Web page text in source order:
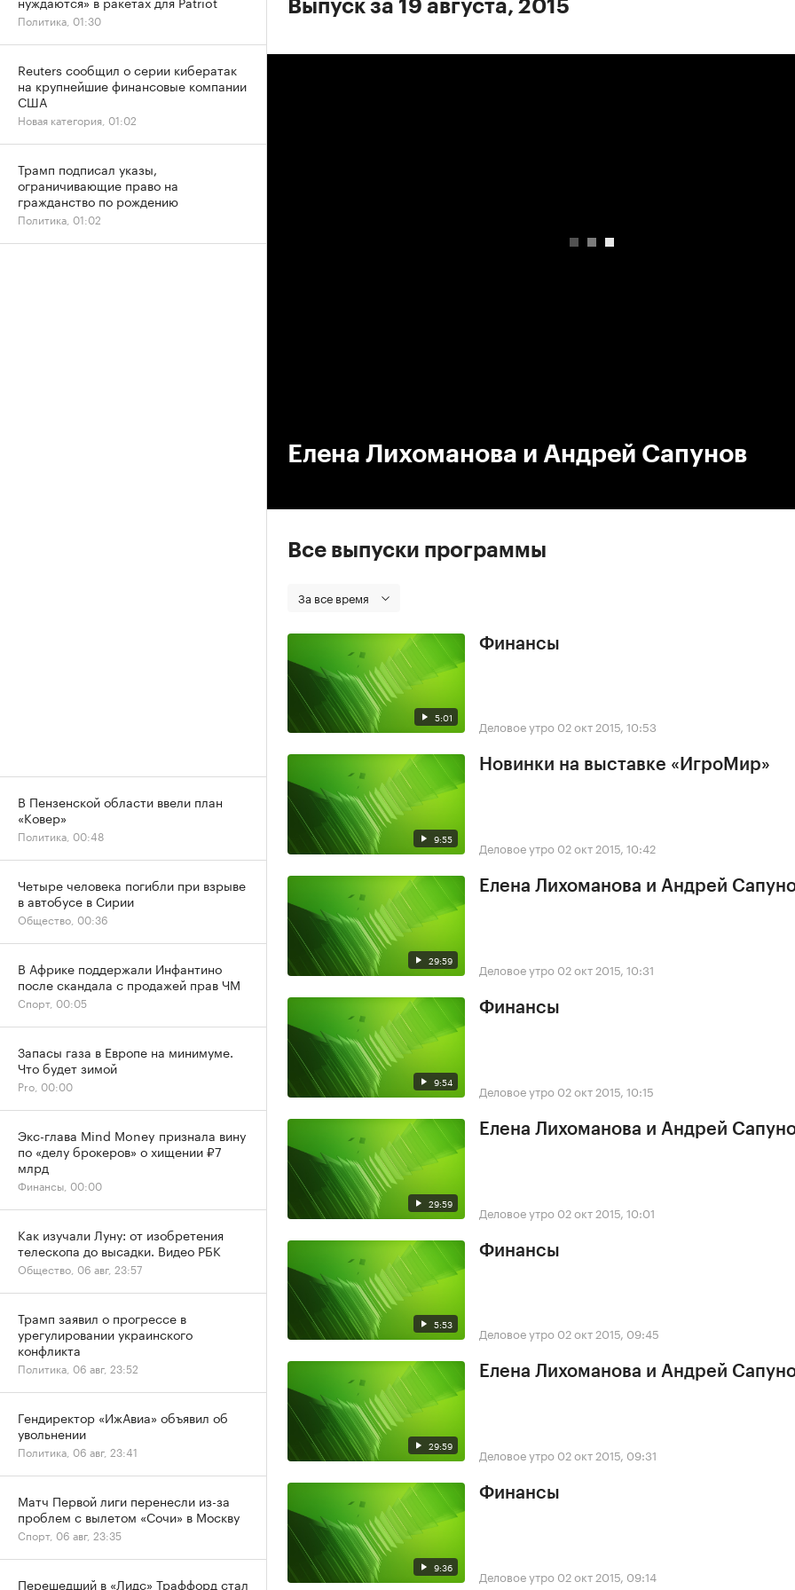
Выпуск за 19 августа, 2015
Елена Лихоманова и Андрей Сапунов
Все выпуски программы
За все время
5:01
Финансы
Деловое утро 02 окт 2015, 10:53
9:55
Новинки на выставке «ИгроМир»
Деловое утро 02 окт 2015, 10:42
29:59
Елена Лихоманова и Андрей
Деловое утро 02 окт 2015, 10:31
9:54
Финансы
Деловое утро 02 окт 2015, 10:15
29:59
Елена Лихоманова и Андрей
Деловое утро 02 окт 2015, 10:01
5:53
Финансы
Деловое утро 02 окт 2015, 09:45
29:59
Елена Лихоманова и Андрей
Деловое утро 02 окт 2015, 09:31
9:36
Финансы
Деловое утро 02 окт 2015, 09:14
Политика, 01:30
Reuters сообщил о серии кибератак
на крупнейшие финансовые компании
США
Новая категория, 01:02
Трамп подписал указы,
ограничивающие право на
гражданство по рождению
Политика, 01:02
В Пензенской области ввели план
«Ковер»
Политика, 00:48
Четыре человека погибли при взрыве
в автобусе в Сирии
Общество, 00:36
В Африке поддержали Инфантино
после скандала с продажей прав ЧМ
Спорт, 00:05
Запасы газа в Европе на минимуме.
Что будет зимой
Pro, 00:00
Экс-глава Mind Money признала вину
по «делу брокеров» о хищении ₽7
млрд
Финансы, 00:00
Как изучали Луну: от изобретения
телескопа до высадки. Видео РБК
Общество, 06 авг, 23:57
Трамп заявил о прогрессе в
урегулировании украинского
конфликта
Политика, 06 авг, 23:52
Гендиректор «ИжАвиа» объявил об
увольнении
Политика, 06 авг, 23:41
Матч Первой лиги перенесли из-за
проблем с вылетом «Сочи» в Москву
Спорт, 06 авг, 23:35
Перешедший в «Лидс» Траффорд стал